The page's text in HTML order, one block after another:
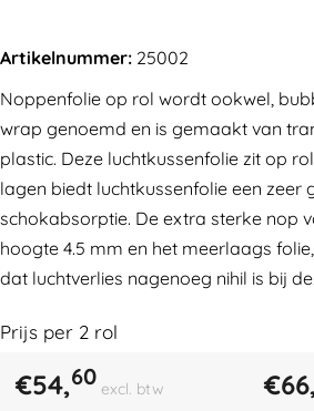
Artikelnummer: 25002
Noppenfolie op rol wordt ookwel,
wrap genoemd en is gemaakt van
plastic. Deze luchtkussenfolie zit op
lagen biedt luchtkussenfolie een zeer
schokabsorptie. De extra sterke nop
hoogte 4.5 mm en het meerlaags
dat luchtverlies nagenoeg nihil is bij
Prijs per 2 rol
€54,60 excl. btw €